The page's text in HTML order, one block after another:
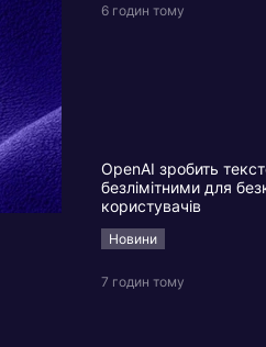
6 годин тому
OpenAI зробить
безлімітними для
користувачів
Новини
7 годин тому